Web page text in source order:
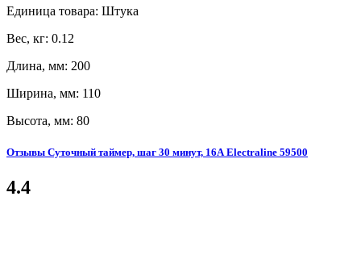
Единица товара: Штука
Вес, кг: 0.12
Длина, мм: 200
Ширина, мм: 110
Высота, мм: 80
Отзывы Суточный таймер, шаг 30 минут, 16А Electraline 59500
4.4